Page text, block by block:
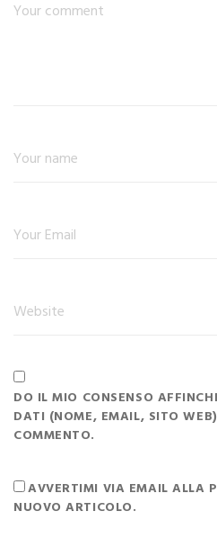
DO IL MIO CONSENSO
DATI (NOME, EMAIL, SITO
COMMENTO.
AVVERTIMI VIA EMAIL ALLA
NUOVO ARTICOLO.